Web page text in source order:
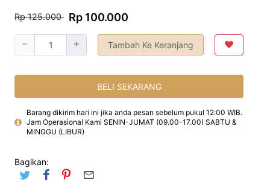
Rp 125.000 Rp 100.000
Tambah Ke Keranjang
BELI SEKARANG
Barang dikirim hari ini jika anda pesan sebelum pukul 12:00 WIB.
Jam Operasional Kami SENIN-JUMAT (09.00-17.00) SABTU &
MINGGU (LIBUR)
Bagikan: